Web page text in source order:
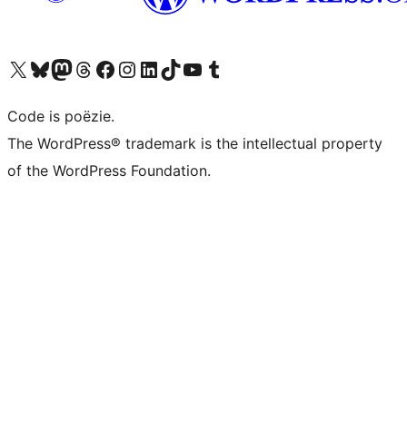
Bezoek ons X (voorheen Twitter) account
Bezoek ons Bluesky account
Bezoek ons Mastodon account
Bezoek ons Threads account
Onze Facebook pagina bezoeken
Bezoek ons Instagram account
Bezoek ons LinkedIn account
Bezoek ons TikTok account
Bezoek ons YouTube kanaalBezoek ons Tumblr account
Code is poëzie.
The WordPress® trademark is the intellectual property
of the WordPress Foundation.